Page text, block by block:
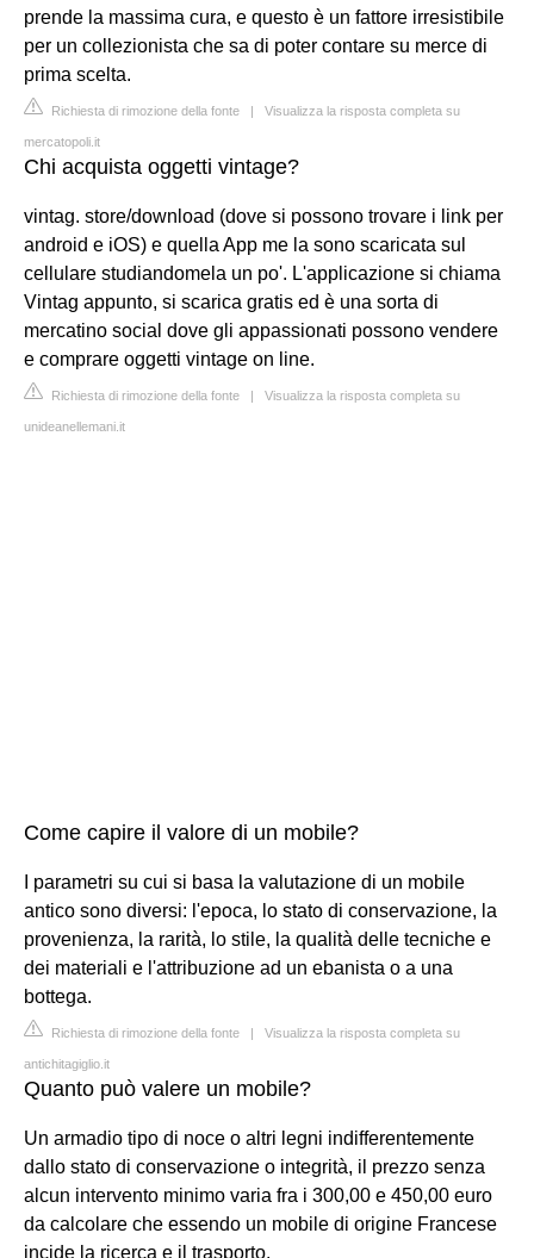
prende la massima cura, e questo è un fattore irresistibile
per un collezionista che sa di poter contare su merce di
prima scelta.
Richiesta di rimozione della fonte | Visualizza la risposta completa su
mercatopoli.it
Chi acquista oggetti vintage?
vintag. store/download (dove si possono trovare i link per
android e iOS) e quella App me la sono scaricata sul
cellulare studiandomela un po'. L'applicazione si chiama
Vintag appunto, si scarica gratis ed è una sorta di
mercatino social dove gli appassionati possono vendere
e comprare oggetti vintage on line.
Richiesta di rimozione della fonte | Visualizza la risposta completa su
unideanellemani.it
Come capire il valore di un mobile?
I parametri su cui si basa la valutazione di un mobile
antico sono diversi: l'epoca, lo stato di conservazione, la
provenienza, la rarità, lo stile, la qualità delle tecniche e
dei materiali e l'attribuzione ad un ebanista o a una
bottega.
Richiesta di rimozione della fonte | Visualizza la risposta completa su
antichitagiglio.it
Quanto può valere un mobile?
Un armadio tipo di noce o altri legni indifferentemente
dallo stato di conservazione o integrità, il prezzo senza
alcun intervento minimo varia fra i 300,00 e 450,00 euro
da calcolare che essendo un mobile di origine Francese
incide la ricerca e il trasporto.